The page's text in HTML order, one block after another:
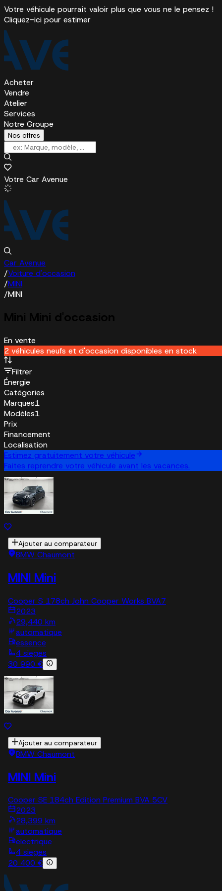
Votre véhicule pourrait valoir plus que vous ne le pensez !
Cliquez-ici pour estimer
Acheter
Vendre
Atelier
Services
Notre Groupe
Nos offres
Votre Car Avenue
Car Avenue
/Voiture d'occasion
/MINI
/MINI
En vente
2 véhicules neufs et d'occasion disponibles en stock
Filtrer
Énergie
Catégories
Marques1
Modèles1
Prix
Financement
Localisation
Estimez gratuitement votre véhicule
Faites reprendre votre véhicule avant les vacances.
Ajouter au comparateur
BMW Chaumont
MINI Mini
Cooper S 178ch John Cooper Works BVA7
2023
29,440 km
automatique
essence
4 sieges
30 990 €
Ajouter au comparateur
BMW Chaumont
MINI Mini
Cooper SE 184ch Edition Premium BVA 5CV
2023
28,399 km
automatique
electrique
4 sieges
20 400 €